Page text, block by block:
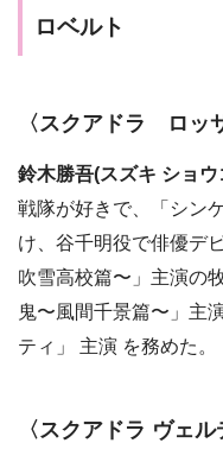
ロベルト
〈スクアドラ ロッ
鈴木勝吾(スズキ ショウ
戦隊が好きで、「シン
け、谷千明役で俳優デ
吹雪高校篇〜」主演の
鬼〜風間千景篇〜」主
ティ」 主演 を務めた。
〈スクアドラ ヴェル